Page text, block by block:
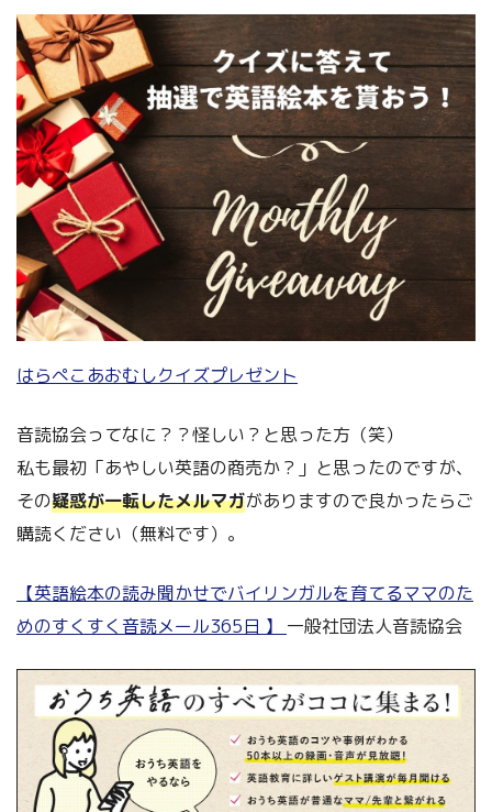
はらぺこあおむしクイズプレゼント
音読協会ってなに？？怪しい？と思った方（笑）
私も最初「あやしい英語の商売か？」と思ったのですが、
その疑惑が一転したメルマガがありますので良かったらご
購読ください（無料です）。
【英語絵本の読み聞かせでバイリンガルを育てるママのた
めのすくすく音読メール365日 】 一般社団法人音読協会